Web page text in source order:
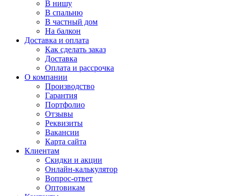
В нишу
В спальню
В частный дом
На балкон
Доставка и оплата
Как сделать заказ
Доставка
Оплата и рассрочка
О компании
Производство
Гарантия
Портфолио
Отзывы
Реквизиты
Вакансии
Карта сайта
Клиентам
Скидки и акции
Онлайн-калькулятор
Вопрос-ответ
Оптовикам